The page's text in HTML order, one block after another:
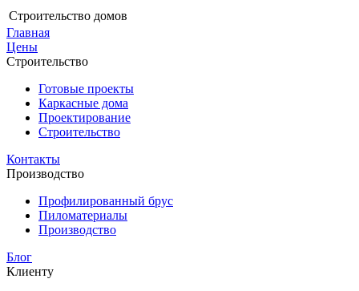
Строительство домов
Главная
Цены
Строительство
Готовые проекты
Каркасные дома
Проектирование
Строительство
Контакты
Производство
Профилированный брус
Пиломатериалы
Производство
Блог
Клиенту